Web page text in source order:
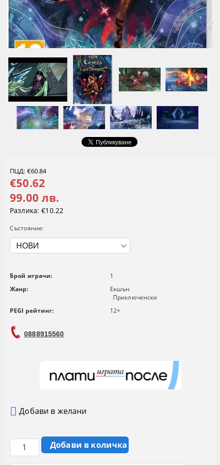
ПЦД: €60.84
€50.62
99.00 лв.
Разлика: €10.22
Състояние:
Брой играчи:
1
Жанр:
Екшън
Приключенски
PEGI рейтинг:
12+
0888915560
Добави в желани